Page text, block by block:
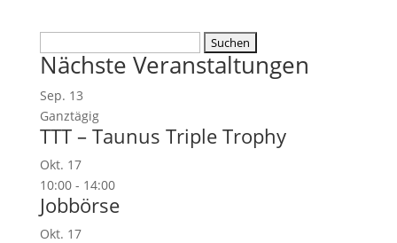
nach:
Nächste Veranstaltungen
Sep. 13
Ganztägig
TTT – Taunus Triple Trophy
Okt. 17
10:00- 14:00
Jobbörse
Okt. 17